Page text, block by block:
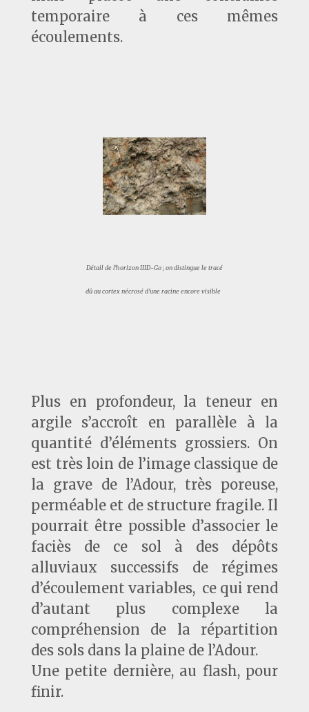
temporaire à ces mêmes
écoulements.
Détail de l’horizon IIID-Go ; on distingue le tracé
dû au cortex nécrosé d’une racine encore visible
Plus en profondeur, la teneur en
argile s’accroît en parallèle à la
quantité d’éléments grossiers. On
est très loin de l’image classique de
la grave de l’Adour, très poreuse,
perméable et de structure fragile. Il
pourrait être possible d’associer le
faciès de ce sol à des dépôts
alluviaux successifs de régimes
d’écoulement variables, ce qui rend
d’autant plus complexe la
compréhension de la répartition
des sols dans la plaine de l’Adour.
Une petite dernière, au flash, pour
finir.